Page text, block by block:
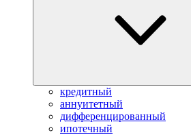
кредитный
аннуитетный
дифференцированный
ипотечный